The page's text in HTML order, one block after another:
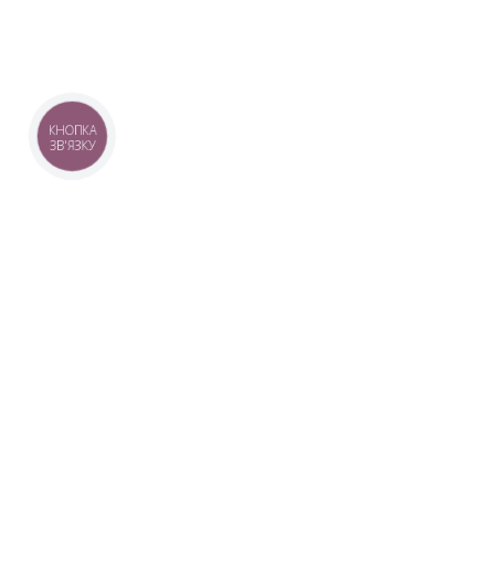
КНОПКА
ЗВ'ЯЗКУ